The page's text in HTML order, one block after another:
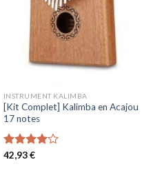
INSTRUMENT KALIMBA
[Kit Complet] Kalimba en Acajou
17 notes
Note
42,93€